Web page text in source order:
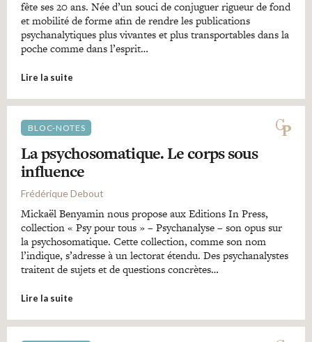
fête ses 20 ans. Née d’un souci de conjuguer rigueur de fond
et mobilité de forme afin de rendre les publications
psychanalytiques plus vivantes et plus transportables dans la
poche comme dans l’esprit…
Lire la suite
BLOC-NOTES
La psychosomatique. Le corps sous
influence
Frédérique Debout
Mickaël Benyamin nous propose aux Editions In Press,
collection « Psy pour tous » – Psychanalyse – son opus sur
la psychosomatique. Cette collection, comme son nom
l’indique, s’adresse à un lectorat étendu. Des psychanalystes
traitent de sujets et de questions concrètes…
Lire la suite